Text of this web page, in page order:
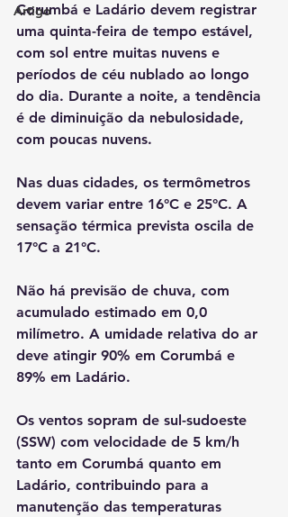
Artigo
Corumbá e Ladário devem registrar
uma quinta-feira de tempo estável,
com sol entre muitas nuvens e
períodos de céu nublado ao longo
do dia. Durante a noite, a tendência
é de diminuição da nebulosidade,
com poucas nuvens.
Nas duas cidades, os termômetros
devem variar entre 16°C e 25°C. A
sensação térmica prevista oscila de
17°C a 21°C.
Não há previsão de chuva, com
acumulado estimado em 0,0
milímetro. A umidade relativa do ar
deve atingir 90% em Corumbá e
89% em Ladário.
Os ventos sopram de sul-sudoeste
(SSW) com velocidade de 5 km/h
tanto em Corumbá quanto em
Ladário, contribuindo para a
manutenção das temperaturas